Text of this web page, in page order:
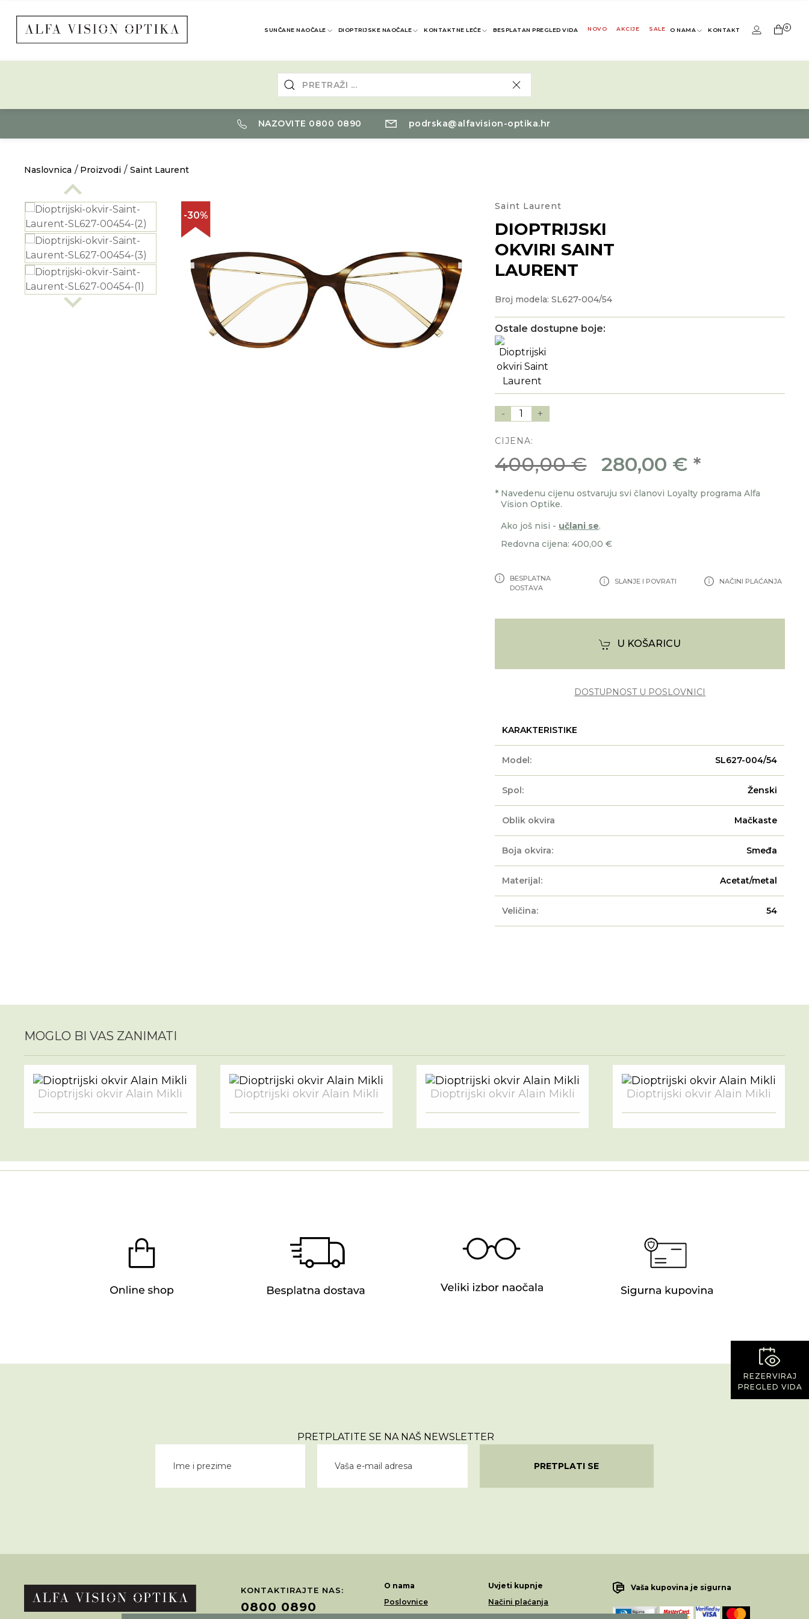
SUNČANE NAOČALE DIOPTRIJSKE NAOČALE KONTAKTNE LEĆE BESPLATAN PREGLED VIDA NOVO AKCIJE SALE O NAMA KONTAKT 0
NAZOVITE 0800 0890 podrska@alfavision-optika.hr
REZERVIRAJ
PREGLED VIDA
Naslovnica Proizvodi Saint Laurent
-30%
Saint Laurent
DIOPTRIJSKI
OKVIRI SAINT
LAURENT
Broj modela: SL627-004/54
Ostale dostupne boje:
- 1 +
CIJENA:
400,00 € 280,00 € *
* Navedenu cijenu ostvaruju svi članovi Loyalty programa Alfa
Vision Optike.
Ako još nisi - učlani se.
Redovna cijena: 400,00 €
BESPLATNA
DOSTAVA
SLANJE I POVRATI NAČINI PLAĆANJA
U KOŠARICU
DOSTUPNOST U POSLOVNICI
KARAKTERISTIKE
Model: SL627-004/54
Spol: Ženski
Oblik okvira Mačkaste
Boja okvira: Smeđa
Materijal: Acetat/metal
Veličina: 54
MOGLO BI VAS ZANIMATI
Dioptrijski okvir Alain Mikli Dioptrijski okvir Alain Mikli Dioptrijski okvir Alain Mikli Dioptrijski okvir Alain Mikli
PRETPLATITE SE NA NAŠ NEWSLETTER
PRETPLATI SE
KONTAKTIRAJTE NAS:
0800 0890
O nama
Poslovnice
Uvjeti kupnje
Načini plaćanja
Vaša kupovina je sigurna